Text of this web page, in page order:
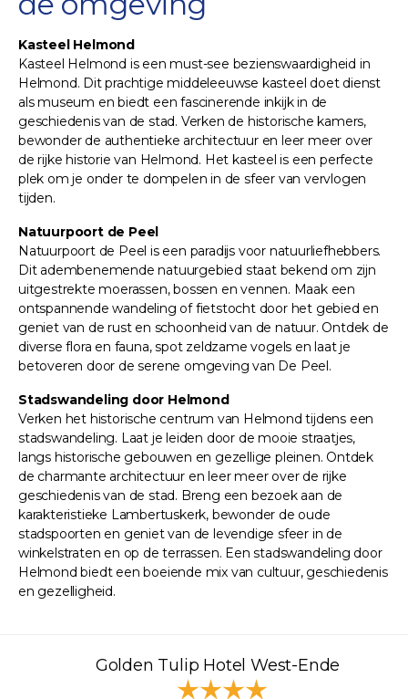
Kasteel Helmond
Kasteel Helmond is een must-see bezienswaardigheid in
Helmond. Dit prachtige middeleeuwse kasteel doet dienst
als museum en biedt een fascinerende inkijk in de
geschiedenis van de stad. Verken de historische kamers,
bewonder de authentieke architectuur en leer meer over
de rijke historie van Helmond. Het kasteel is een perfecte
plek om je onder te dompelen in de sfeer van vervlogen
tijden.
Natuurpoort de Peel
Natuurpoort de Peel is een paradijs voor natuurliefhebbers.
Dit adembenemende natuurgebied staat bekend om zijn
uitgestrekte moerassen, bossen en vennen. Maak een
ontspannende wandeling of fietstocht door het gebied en
geniet van de rust en schoonheid van de natuur. Ontdek de
diverse flora en fauna, spot zeldzame vogels en laat je
betoveren door de serene omgeving van De Peel.
Stadswandeling door Helmond
Verken het historische centrum van Helmond tijdens een
stadswandeling. Laat je leiden door de mooie straatjes,
langs historische gebouwen en gezellige pleinen. Ontdek
de charmante architectuur en leer meer over de rijke
geschiedenis van de stad. Breng een bezoek aan de
karakteristieke Lambertuskerk, bewonder de oude
stadspoorten en geniet van de levendige sfeer in de
winkelstraten en op de terrassen. Een stadswandeling door
Helmond biedt een boeiende mix van cultuur, geschiedenis
en gezelligheid.
Golden Tulip Hotel West-Ende